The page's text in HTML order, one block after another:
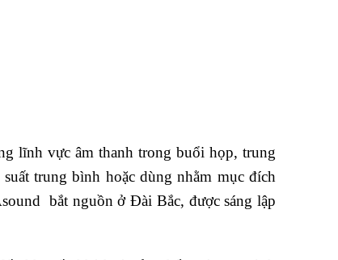
lĩnh vực âm thanh trong buổi họp, trung
trung bình hoặc dùng nhằm mục đích
bắt nguồn ở Đài Bắc, được sáng lập